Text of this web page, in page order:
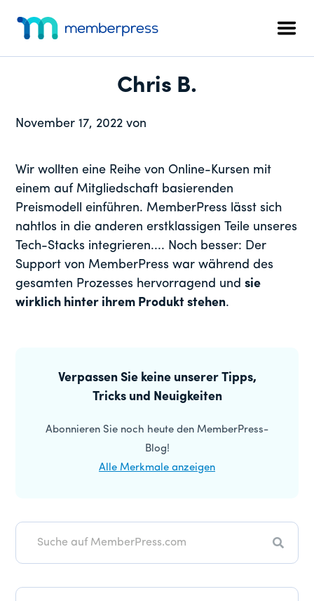
Hauptinhalt
springen
primären
Seitenleiste
springen
Fußzeile
springen
Menü
WordPress-
Plugin
Chris B.
November 17, 2022 von
Wir wollten eine Reihe von Online-Kursen mit
einem auf Mitgliedschaft basierenden
Preismodell einführen. MemberPress lässt sich
nahtlos in die anderen erstklassigen Teile unseres
Tech-Stacks integrieren.... Noch besser: Der
Support von MemberPress war während des
gesamten Prozesses hervorragend undsie
wirklich hinter ihrem Produkt stehen.
Seitenleiste
Verpassen Sie keine unserer Tipps,
Tricks und Neuigkeiten
Abonnieren Sie noch heute den MemberPress-
Blog!
Alle Merkmale anzeigen
Suche